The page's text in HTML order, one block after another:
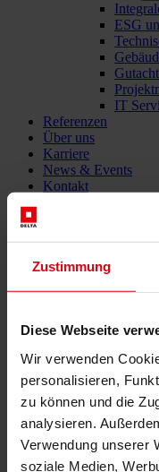
Zustimmung
Diese Webseite
Wir verwenden
personalisieren,
zu können und die
analysieren.
Verwendung unserer
soziale Medien,
ESG
IT
Referenzen
Über uns
Karriere
News & Events
Kontakt
Referenzen
Sortieren nach
Länder
Alle
Bildung & Kultur
Gesundheitswesen
Handel &
Hotel & Wellness
Industrie & Office
Wohnbau